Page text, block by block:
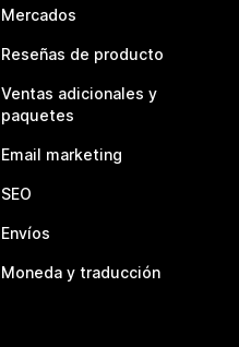
Mercados
Reseñas de producto
Ventas adicionales y
paquetes
Email marketing
SEO
Envíos
Moneda y traducción